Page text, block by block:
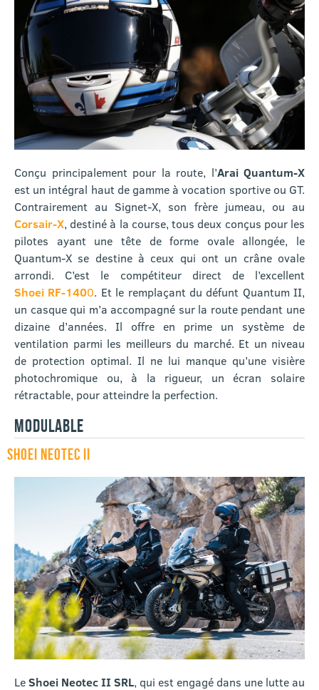
Conçu principalement pour la route, l’Arai Quantum-X
est un intégral haut de gamme à vocation sportive ou GT.
Contrairement au Signet-X, son frère jumeau, ou au
Corsair-X, destiné à la course, tous deux conçus pour les
pilotes ayant une tête de forme ovale allongée, le
Quantum-X se destine à ceux qui ont un crâne ovale
arrondi. C’est le compétiteur direct de l’excellent
Shoei RF-1400. Et le remplaçant du défunt Quantum II,
un casque qui m’a accompagné sur la route pendant une
dizaine d’années. Il offre en prime un système de
ventilation parmi les meilleurs du marché. Et un niveau
de protection optimal. Il ne lui manque qu’une visière
photochromique ou, à la rigueur, un écran solaire
rétractable, pour atteindre la perfection.
MODULABLE
SHOEI NEOTEC II
LeShoei Neotec II SRL, qui est engagé dans une lutte au